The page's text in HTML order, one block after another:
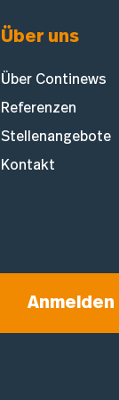
Über uns
Über Continews
Referenzen
Stellenangebote
Kontakt
Anmelden